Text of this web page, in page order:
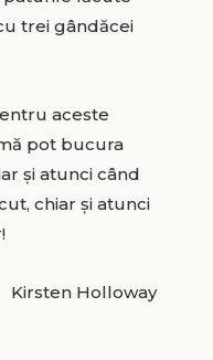
trei gândăcei
aceste
pot bucura
şi atunci când
chiar şi atunci
Kirsten Holloway